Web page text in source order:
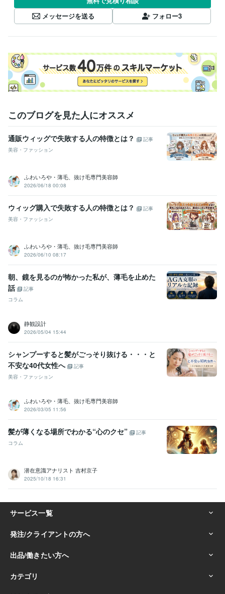
メッセージを送る
フォロー3
このブログを見た人にオススメ
通販ウィッグで失敗する人の特徴とは？
記事
美容・ファッション
ふわいろや・薄毛、抜け毛専門美容師
2026/06/18 00:08
ウィッグ購入で失敗する人の特徴とは？
記事
美容・ファッション
ふわいろや・薄毛、抜け毛専門美容師
2026/06/10 08:17
朝、鏡を見るのが怖かった私が、薄毛を止めた
話
記事
コラム
静観設計
2026/05/04 15:44
シャンプーすると髪がごっそり抜ける・・・と
不安な40代女性へ
記事
美容・ファッション
ふわいろや・薄毛、抜け毛専門美容師
2026/03/05 11:56
髪が薄くなる場所でわかる“心のクセ”
記事
コラム
潜在意識アナリスト 吉村京子
2025/10/18 16:31